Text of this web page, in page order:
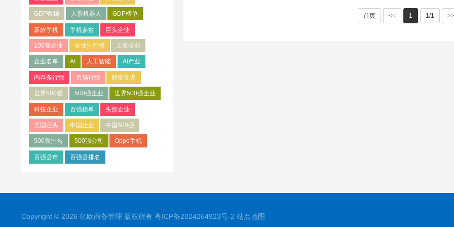
GDP数据 人形机器人 GDP榜单
新款手机 手机参数 巨头企业
100强企业 企业排行榜 上海企业
企业名单 AI 人工智能 AI产业
内存条行情 市场行情 财富世界
世界500强 500强企业 世界500强企业
科技企业 百强榜单 头部企业
美国巨头 中国企业 中国500强
500强排名 500强公司 Oppo手机
百强县市 百强县排名
首页 << 1 1/1 >>
Copyright © 2026 亿欧商务管理 版权所有 粤ICP备2024264923号-2 站点地图